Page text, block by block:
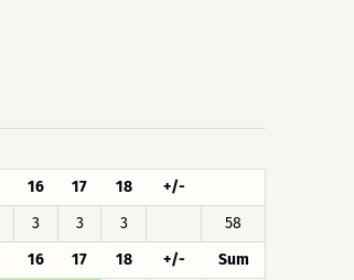
16 17 18
+/-
3 3 3
58
16 17 18 +/-
Sum